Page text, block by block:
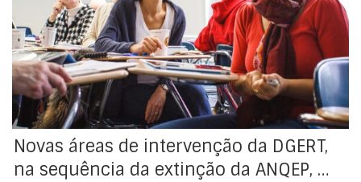
Novas áreas de intervenção da DGERT, na sequência
da extinção da ANQEP, I.P.
Novas áreas de intervenção da DGERT,
na sequência da extinção da ANQEP, …